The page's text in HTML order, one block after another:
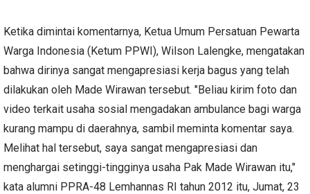
Ketika dimintai komentarnya, Ketua Umum Persatuan Pewarta
Warga Indonesia (Ketum PPWI), Wilson Lalengke, mengatakan
bahwa dirinya sangat mengapresiasi kerja bagus yang telah
dilakukan oleh Made Wirawan tersebut. "Beliau kirim foto dan
video terkait usaha sosial mengadakan ambulance bagi warga
kurang mampu di daerahnya, sambil meminta komentar saya.
Melihat hal tersebut, saya sangat mengapresiasi dan
menghargai setinggi-tingginya usaha Pak Made Wirawan itu,"
kata alumni PPRA-48 Lemhannas RI tahun 2012 itu, Jumat, 23